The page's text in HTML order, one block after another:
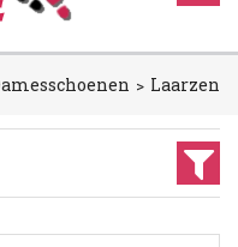
Laarzen